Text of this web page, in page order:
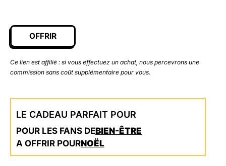
OFFRIR
Ce lien est affilié : si vous effectuez un achat, nous percevrons une
commission sans coût supplémentaire pour vous.
LE CADEAU PARFAIT POUR
POUR LES FANS DEBIEN-ÊTRE
A OFFRIR POURNOËL